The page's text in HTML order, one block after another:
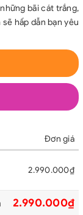
bãi cát trắng,
hấp dẫn bạn yêu
Đơn giá
2.990.000₫
2.990.000₫